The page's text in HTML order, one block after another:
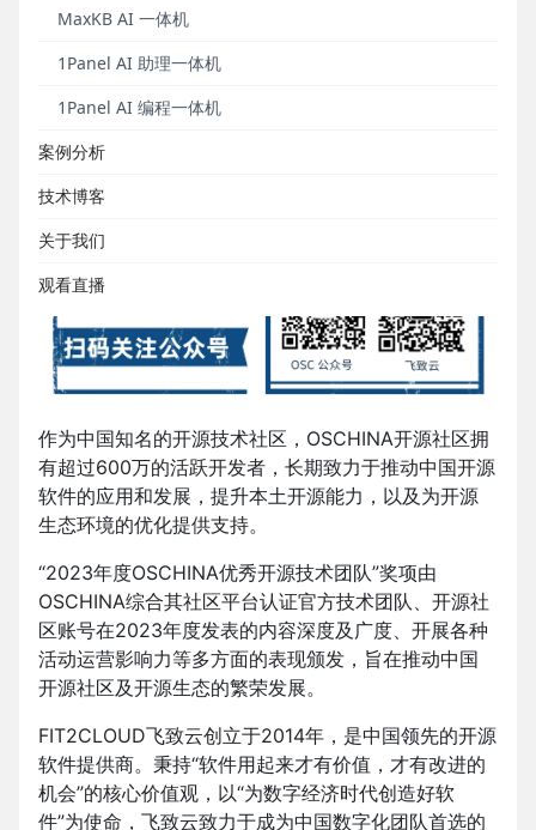
MaxKB AI 一体机
1Panel AI 助理一体机
1Panel AI 编程一体机
案例分析
技术博客
关于我们
观看直播
作为中国知名的开源技术社区，OSCHINA开源社区拥
有超过600万的活跃开发者，长期致力于推动中国开源
软件的应用和发展，提升本土开源能力，以及为开源
生态环境的优化提供支持。
“2023年度OSCHINA优秀开源技术团队”奖项由
OSCHINA综合其社区平台认证官方技术团队、开源社
区账号在2023年度发表的内容深度及广度、开展各种
活动运营影响力等多方面的表现颁发，旨在推动中国
开源社区及开源生态的繁荣发展。
FIT2CLOUD飞致云创立于2014年，是中国领先的开源
软件提供商。秉持“软件用起来才有价值，才有改进的
机会”的核心价值观，以“为数字经济时代创造好软
件”为使命，飞致云致力于成为中国数字化团队首选的